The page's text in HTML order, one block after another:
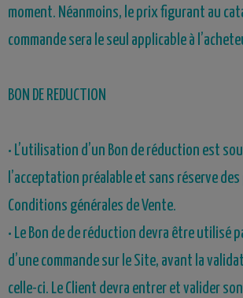
moment. Néanmoins, le prix figurant au
commande sera le seul applicable à
BON DE REDUCTION
• L’utilisation d’un Bon de réduction est
l’acceptation préalable et sans réserve
Conditions générales de Vente.
• Le Bon de de réduction devra être utilisé
d’une commande sur le Site, avant la
celle-ci. Le Client devra entrer et valider